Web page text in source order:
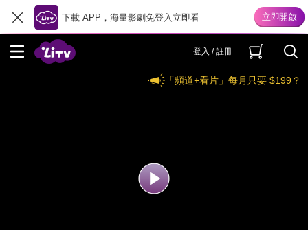
下載 APP，海量影劇免登入立即看
登入 / 註冊
「頻道+看片」每月只要 $199？